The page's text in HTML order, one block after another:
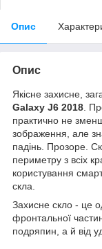
Опис
Опис
Якісне захисне,
Galaxy J6 2018
практично не
зображення, але
падінь. Прозоре.
периметру з всіх
користування
скла.
Захисне скло - це
фронтальної
подряпин, а й від